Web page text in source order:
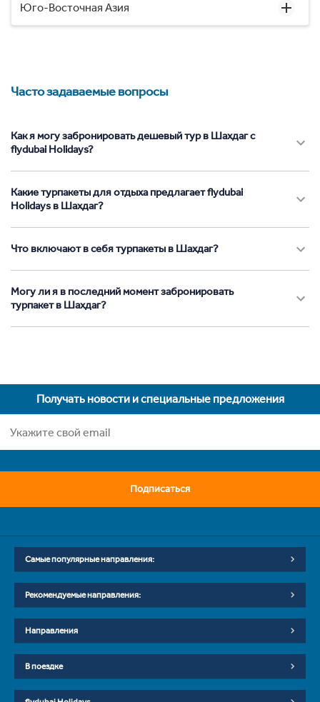
Юго-Восточная Азия
Часто задаваемые вопросы
Как я могу забронировать дешевый тур в Шахдаг с
flydubai Holidays?
Какие турпакеты для отдыха предлагает flydubai
Holidays в Шахдаг?
Что включают в себя турпакеты в Шахдаг?
Могу ли я в последний момент забронировать
турпакет в Шахдаг?
Получать новости и специальные предложения
Подписаться
Самые популярные направления:
Рекомендуемые направления:
Направления
В поездке